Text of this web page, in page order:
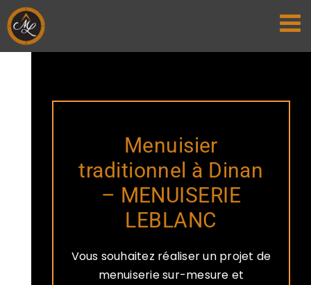
Passer
au
contenu
Menuisier
traditionnel à Dinan
– MENUISERIE
LEBLANC
Vous souhaitez réaliser un projet de
menuiserie sur-mesure et